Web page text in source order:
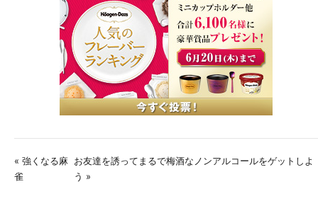
« 強くなる麻
雀
お友達を誘ってまるで梅酒なノンアルコールをゲットしよ
う »